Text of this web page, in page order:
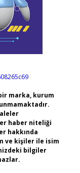
marka, kurum
haber niteliği
hakkında
ve kişiler ile isim
bilgiler